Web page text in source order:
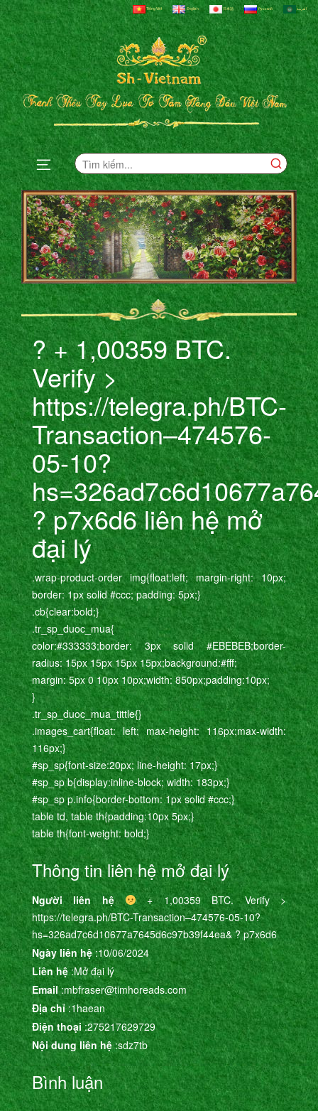
Tiếng Việt English 日本語 Русский العربية
? + 1,00359 BTC.
Verify >
https://telegra.ph/BTC-
Transaction–474576-
05-10?
? p7x6d6 liên hệ mở
đại lý
.wrap-product-order img{float:left; margin-right: 10px;
border: 1px solid #ccc; padding: 5px;}
.cb{clear:bold;}
.tr_sp_duoc_mua{
color:#333333;border: 3px solid #EBEBEB;border-
radius: 15px 15px 15px 15px;background:#fff;
margin: 5px 0 10px 10px;width: 850px;padding:10px;
}
.tr_sp_duoc_mua_tittle{}
.images_cart{float: left; max-height: 116px;max-width:
116px;}
#sp_sp{font-size:20px; line-height: 17px;}
#sp_sp b{display:inline-block; width: 183px;}
#sp_sp p.info{border-bottom: 1px solid #ccc;}
table td, table th{padding:10px 5px;}
table th{font-weight: bold;}
Thông tin liên hệ mở đại lý
Người liên hệ
+ 1,00359 BTC. Verify >
https://telegra.ph/BTC-Transaction–474576-05-10?
hs=326ad7c6d10677a7645d6c97b39f44ea& ? p7x6d6
Ngày liên hệ:10/06/2024
Liên hệ:Mở đại lý
Email:mbfraser@timhoreads.com
Địa chỉ:1haean
Điện thoại:275217629729
Nội dung liên hệ:sdz7tb
Bình luận